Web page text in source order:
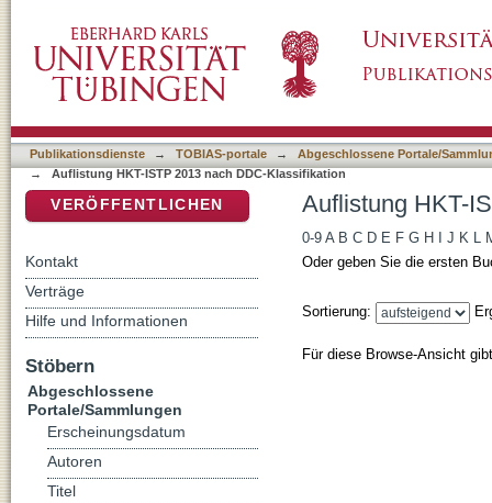
Publikationsdienste → TOBIAS-portale →
Abgeschlossene Portale/
→
Auflistung HKT-ISTP 2013 nach DDC-Klassifikation
Auflistung HKT-
0-9 A B C D E F G H J K L
Oder geben Sie die ersten
Sortierung:
Für diese Browse-Ansicht
VERÖFFENTLICHEN
Kontakt
Verträge
Hilfe und Informationen
Stöbern
Abgeschlossene
Portale/Sammlungen
Erscheinungsdatum
Autoren
Titel